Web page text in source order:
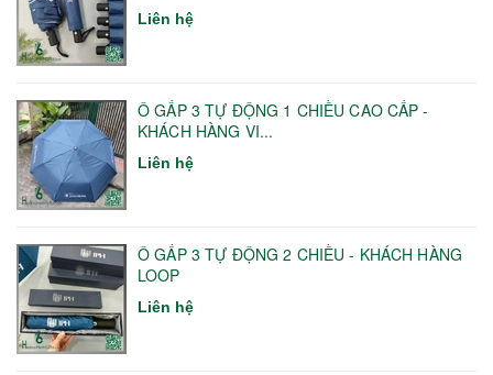
Liên hệ
Ô GẤP 3 TỰ ĐỘNG 1 CHIỀU CAO CẤP -
KHÁCH HÀNG VI...
Liên hệ
Ô GẤP 3 TỰ ĐỘNG 2 CHIỀU - KHÁCH HÀNG
LOOP
Liên hệ